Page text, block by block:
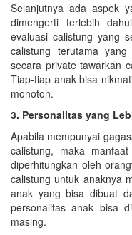
Selanjutnya ada aspek
dimengerti terlebih
evaluasi calistung yang
calistung terutama
secara private tawarkan
Tiap-tiap anak bisa
monoton.
3. Personalitas yang
Apabila mempunyai
calistung, maka
diperhitungkan oleh
calistung untuk anaknya
anak yang bisa dibuat
personalitas anak bisa
masing.